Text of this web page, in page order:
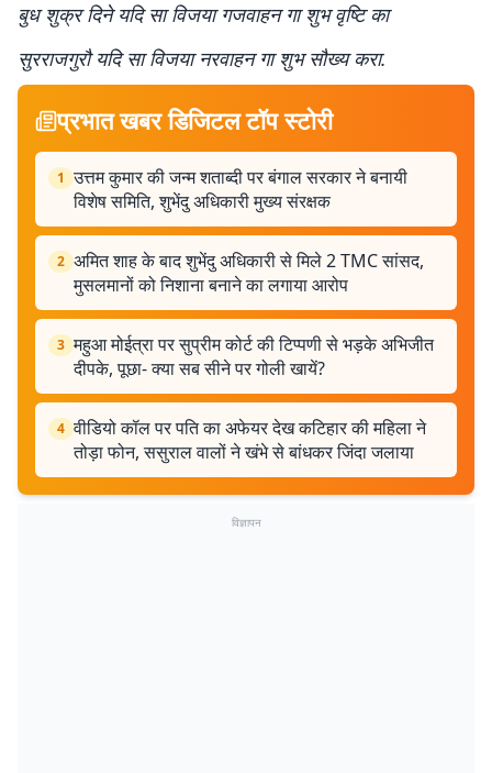
बुध शुक्र दिने यदि सा विजया गजवाहन गा शुभ वृष्टि का
सुरराजगुरौ यदि सा विजया नरवाहन गा शुभ सौख्य करा.
प्रभात खबर डिजिटल टॉप स्टोरी
1 उत्तम कुमार की जन्म शताब्दी पर बंगाल सरकार ने बनायी
विशेष समिति, शुभेंदु अधिकारी मुख्य संरक्षक
2 अमित शाह के बाद शुभेंदु अधिकारी से मिले 2 TMC सांसद,
मुसलमानों को निशाना बनाने का लगाया आरोप
3 महुआ मोईत्रा पर सुप्रीम कोर्ट की टिप्पणी से भड़के अभिजीत
दीपके, पूछा- क्या सब सीने पर गोली खायें?
4 वीडियो कॉल पर पति का अफेयर देख कटिहार की महिला ने
तोड़ा फोन, ससुराल वालों ने खंभे से बांधकर जिंदा जलाया
विज्ञापन